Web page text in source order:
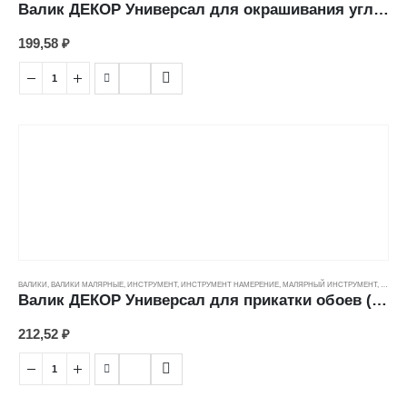
Валик ДЕКОР Универсал для окрашивания углов, полиамид (ворс 12мм/бюгель 6мм) (50мм)
199,58 ₽
ВАЛИКИ ВАЛИКИ МАЛЯРНЫЕ ИНСТРУМЕНТ, ИНСТРУМЕНТ НАМЕРЕНИЕ МАЛЯРНЫЙ ИНСТРУМЕНТ,
Валик ДЕКОР Универсал для прикатки обоев (150мм/35/6мм)
212,52 ₽